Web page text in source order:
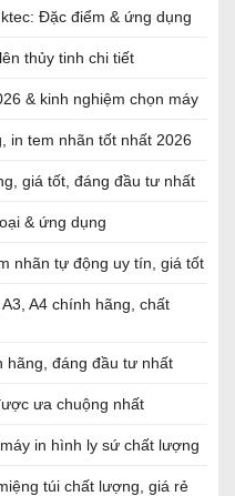
Đặc điểm & ứng dụng
thủy tinh chi tiết
& kinh nghiệm chọn máy
in tem nhãn tốt nhất 2026
giá tốt, đáng đầu tư nhất
& ứng dụng
nhãn tự động uy tín, giá tốt
A4 chính hãng, chất
hãng, đáng đầu tư nhất
ưa chuộng nhất
in hình ly sứ chất lượng
túi chất lượng, giá rẻ